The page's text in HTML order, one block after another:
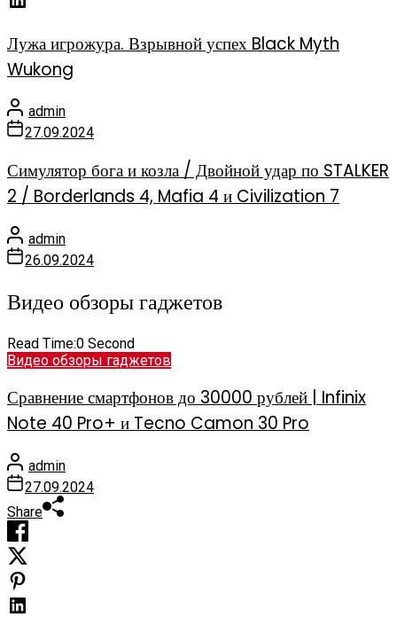
Лужа игрожура. Взрывной успех Black Myth
Wukong
admin
27.09.2024
Симулятор бога и козла / Двойной удар по STALKER
2 / Borderlands 4, Mafia 4 и Civilization 7
admin
26.09.2024
Видео обзоры гаджетов
Read Time:0 Second
Видео обзоры гаджетов
Сравнение смартфонов до 30000 рублей | Infinix
Note 40 Pro+ и Tecno Camon 30 Pro
admin
27.09.2024
Share